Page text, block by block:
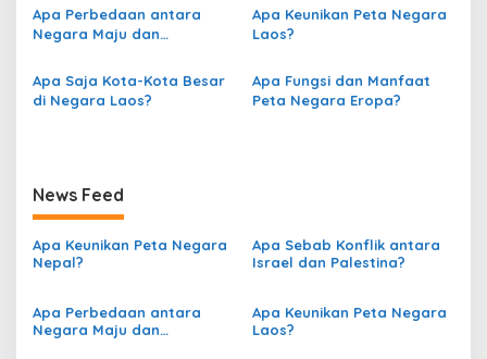
i
o
s
Apa Perbedaan antara
Negara Maju dan
Peta?
Apa Keunikan Peta Negara
Laos?
Apa Saja Kota-Kota Besar
di Negara Laos?
Apa Fungsi dan Manfaat
Peta Negara Eropa?
News Feed
Apa Keunikan Peta Negara
Nepal?
Apa Sebab Konflik antara
Israel dan Palestina?
Apa Perbedaan antara
Negara Maju dan
Apa Keunikan Peta Negara
Laos?